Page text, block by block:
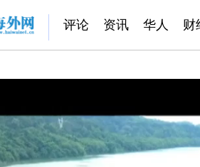
评论 资讯 华人 财